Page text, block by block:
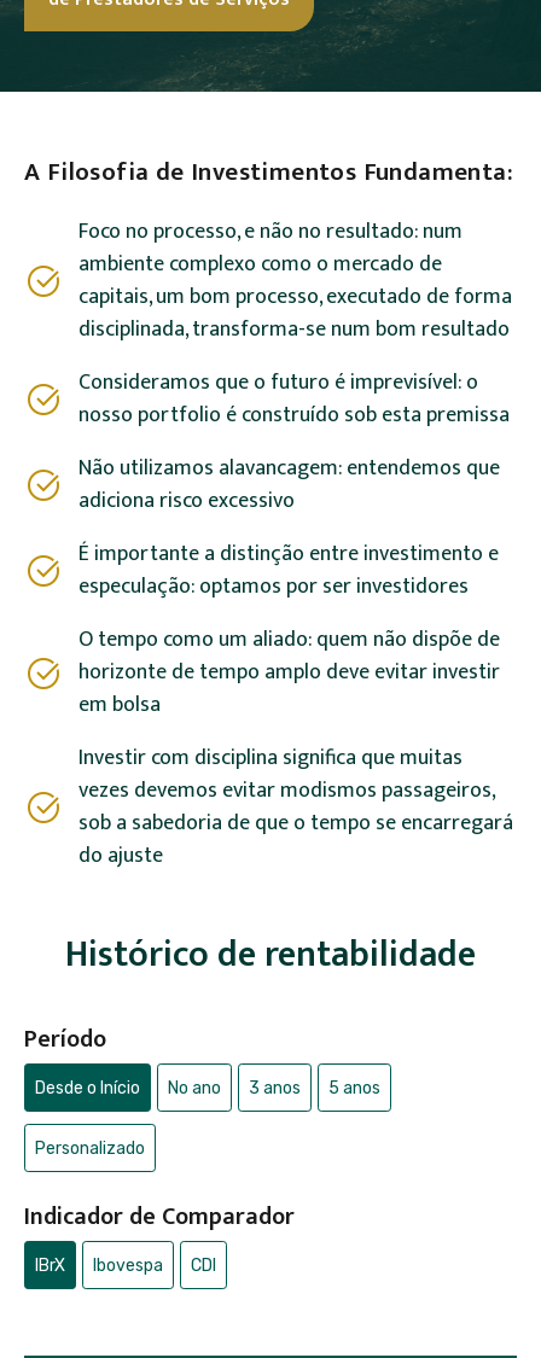
A Filosofia de Investimentos Fundamenta:
Foco no processo, e não no resultado: num
ambiente complexo como o mercado de
capitais, um bom processo, executado de forma
disciplinada, transforma-se num bom resultado
Consideramos que o futuro é imprevisível: o
nosso portfolio é construído sob esta premissa
Não utilizamos alavancagem: entendemos que
adiciona risco excessivo
É importante a distinção entre investimento e
especulação: optamos por ser investidores
O tempo como um aliado: quem não dispõe de
horizonte de tempo amplo deve evitar investir
em bolsa
Investir com disciplina significa que muitas
vezes devemos evitar modismos passageiros,
sob a sabedoria de que o tempo se encarregará
do ajuste
Histórico de rentabilidade
Período
Desde o Início No ano 3 anos 5 anos
Personalizado
Indicador de Comparador
IBrX Ibovespa CDI